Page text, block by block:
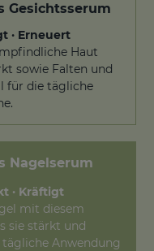
Gesichtsserum
· Erneuert
Haut
sowie Falten und
für die tägliche
Nagelserum
· Kräftigt
mit diesem
sie stärkt und
Anwendung